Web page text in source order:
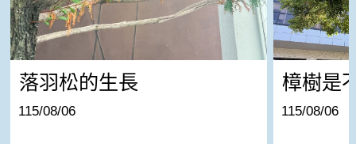
落羽松的生長
115/08/06
樟樹是
115/08/06